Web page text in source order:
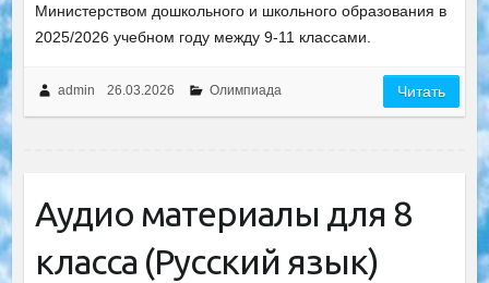
Министерством дошкольного и школьного образования в
2025/2026 учебном году между 9-11 классами.
admin 26.03.2026 Олимпиада Читать
Аудио материалы для 8
класса (Русский язык)